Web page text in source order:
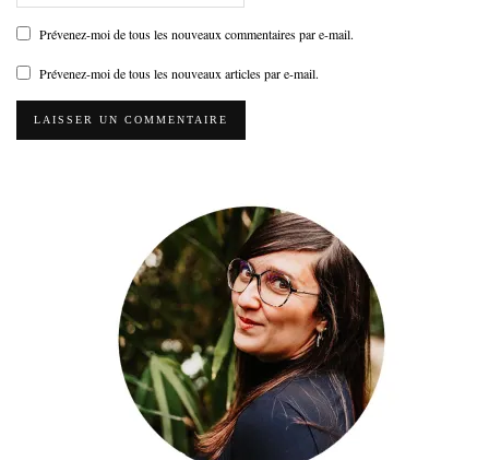
Prévenez-moi de tous les nouveaux commentaires par e-mail.
Prévenez-moi de tous les nouveaux articles par e-mail.